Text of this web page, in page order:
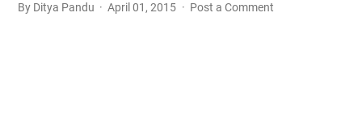
By Ditya Pandu April 01, 2015 Post a Comment